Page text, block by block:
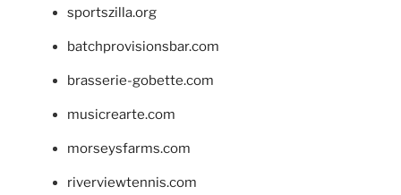
sportszilla.org
batchprovisionsbar.com
brasserie-gobette.com
musicrearte.com
morseysfarms.com
riverviewtennis.com